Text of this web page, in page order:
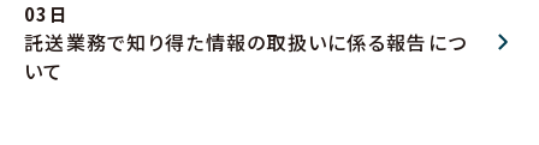
03日
託送業務で知り得た情報の取扱いに係る報告につ
いて